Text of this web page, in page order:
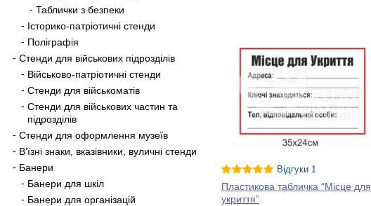
Таблички з безпеки
Історико-патріотичні стенди
Поліграфія
Стенди для військових підрозділів
Військово-патріотичні стенди
Стенди для військоматів
Стенди для військових частин та
підрозділів
Стенди для оформлення музеїв
В’їзні знаки, вказівники, вуличні стенди
Банери
Банери для шкіл
Банери для організацій
Відгуки 1
Пластикова табличка “Місце для
укриття”